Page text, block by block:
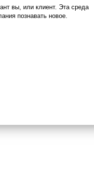
вы, или клиент. Эта среда
познавать новое.